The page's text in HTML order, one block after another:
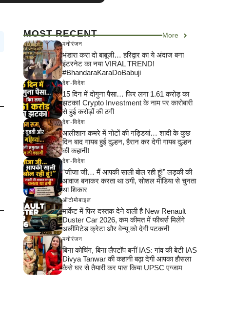
MOST RECENT More
मनोरंजन
भंडारा करा दो बाबूजी… हरिद्वार का ये अंदाज बना
इंटरनेट का नया VIRAL TREND!
#BhandaraKaraDoBabuji
देश-विदेश
15 दिन में दोगुना पैसा… फिर लगा 1.61 करोड़ का
झटका! Crypto Investment के नाम पर कारोबारी
से हुई करोड़ों की ठगी
देश-विदेश
आलीशान कमरे में नोटों की गड्डियां… शादी के कुछ
दिन बाद गायब हुई दुल्हन, हैरान कर देगी गायब दुल्हन
की कहानी!
देश-विदेश
“जीजा जी… मैं आपकी साली बोल रही हूं!” लड़की की
आवाज बनाकर करता था ठगी, सोशल मीडिया से चुनता
था शिकार
ऑटोमोबाइल
मार्केट में फिर दस्तक देने वाली है New Renault
Duster Car 2026, कम कीमत में फीचर्स मिलेंगे
अलीमिटेड क्रेटा और वेन्यू को देगी पटकनी
मनोरंजन
बिना कोचिंग, बिना लैपटॉप बनीं IAS: गांव की बेटी IAS
Divya Tanwar की कहानी बढ़ा देगी आपका हौसला
कैसे घर से तैयारी कर पास किया UPSC एग्जाम